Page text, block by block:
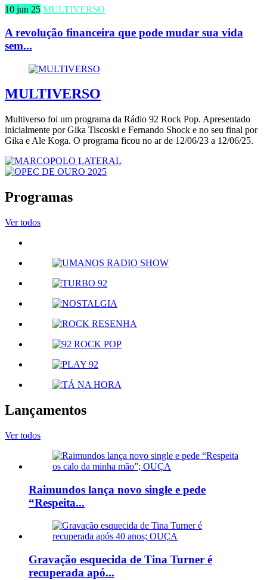
10 jun 25 MULTIVERSO
A revolução financeira que pode mudar sua vida
sem...
MULTIVERSO
Multiverso foi um programa da Rádio 92 Rock Pop. Apresentado
inicialmente por Gika Tiscoski e Fernando Shock e no seu final por
Gika e Ale Koga. O programa ficou no ar de 12/06/23 a 12/06/25.
Programas
Ver todos
Lançamentos
Ver todos
Raimundos lança novo single e pede
“Respeita...
Gravação esquecida de Tina Turner é
recuperada apó...